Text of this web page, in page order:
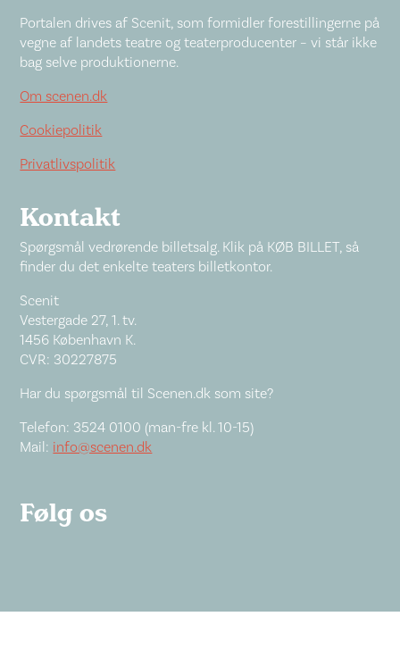
Portalen drives af Scenit, som formidler forestillingerne på
vegne af landets teatre og teaterproducenter – vi står ikke
bag selve produktionerne.
Om scenen.dk
Cookiepolitik
Privatlivspolitik
Kontakt
Spørgsmål vedrørende billetsalg. Klik på KØB BILLET, så
finder du det enkelte teaters billetkontor.
Scenit
Vestergade 27, 1. tv.
1456 København K.
CVR: 30227875
Har du spørgsmål til Scenen.dk som site?
Telefon: 3524 0100 (man-fre kl. 10-15)
Mail: info@scenen.dk
Følg os